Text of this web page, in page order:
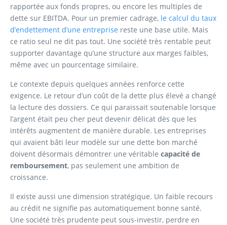
rapportée aux fonds propres, ou encore les multiples de
dette sur EBITDA. Pour un premier cadrage, le calcul du taux
d’endettement d’une entreprise reste une base utile. Mais
ce ratio seul ne dit pas tout. Une société très rentable peut
supporter davantage qu’une structure aux marges faibles,
même avec un pourcentage similaire.
Le contexte depuis quelques années renforce cette
exigence. Le retour d’un coût de la dette plus élevé a changé
la lecture des dossiers. Ce qui paraissait soutenable lorsque
l’argent était peu cher peut devenir délicat dès que les
intérêts augmentent de manière durable. Les entreprises
qui avaient bâti leur modèle sur une dette bon marché
doivent désormais démontrer une véritable capacité de
remboursement, pas seulement une ambition de
croissance.
Il existe aussi une dimension stratégique. Un faible recours
au crédit ne signifie pas automatiquement bonne santé.
Une société très prudente peut sous-investir, perdre en